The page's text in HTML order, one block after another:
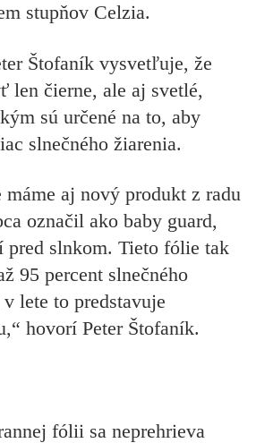
stupňov Celzia.
Štofaník vysvetľuje, že
len čierne, ale aj svetlé,
sú určené na to, aby
slnečného žiarenia.
máme aj nový produkt z radu
označil ako baby guard,
pred slnkom. Tieto fólie tak
95 percent slnečného
lete to predstavuje
hovorí Peter Štofaník.
fólii sa neprehrieva